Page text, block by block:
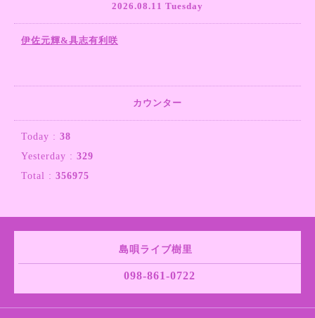
2026.08.11 Tuesday
伊佐元輝&具志有利咲
カウンター
Today : 38
Yesterday : 329
Total : 356975
島唄ライブ樹里
098-861-0722